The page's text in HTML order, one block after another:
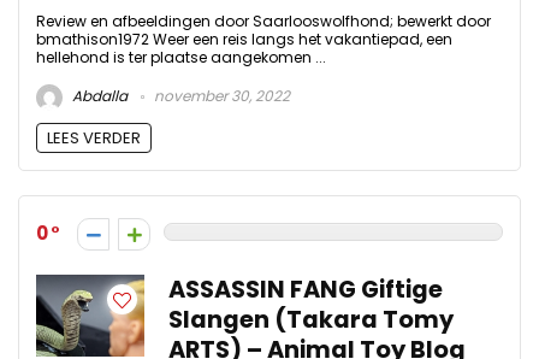
Review en afbeeldingen door Saarlooswolfhond; bewerkt door
bmathison1972 Weer een reis langs het vakantiepad, een
hellehond is ter plaatse aangekomen ...
Abdalla
november 30, 2022
LEES VERDER
0
ASSASSIN FANG Giftige
Slangen (Takara Tomy
ARTS) – Animal Toy Blog